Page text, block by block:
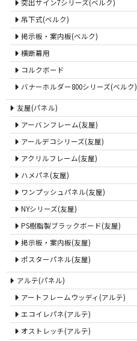
突出サイン7シリーズ(ベルク)
吊下式(ベルク)
掲示板・案内板(ベルク)
横断幕用
コルクボード
バナーホルダー800シリーズ(ベルク)
友屋(パネル)
アーバンフレーム(友屋)
アールデコシリーズ(友屋)
アクリルフレーム(友屋)
ハメパネ(友屋)
ワンプッシュパネル(友屋)
NYシリーズ(友屋)
PS樹脂製ブラックボード(友屋)
掲示板・案内板(友屋)
ポスターパネル(友屋)
アルテ(パネル)
アートフレームウッディ(アルテ)
エコイレパネ(アルテ)
オストレッチ(アルテ)